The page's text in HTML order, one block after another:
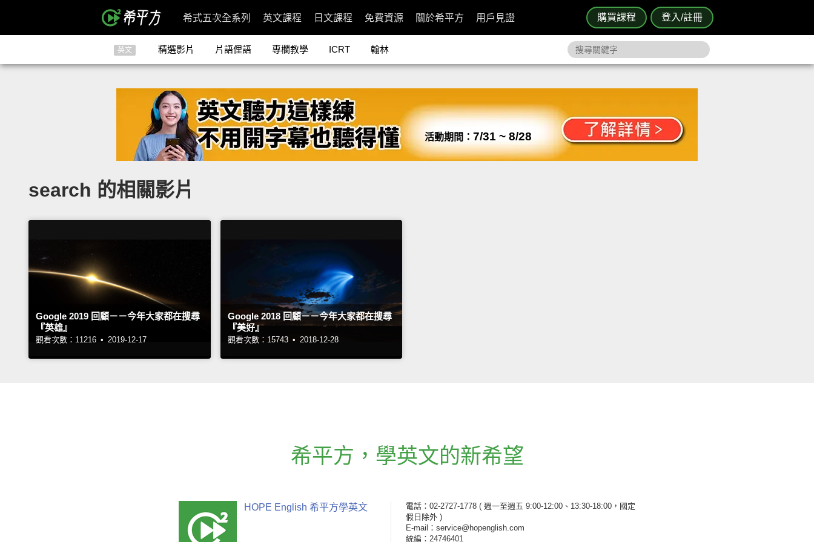
購買課程 登入/註冊
希式五次全系列 英文課程 日文課程 免費資源 關於希平方 用戶見證
英文 精選影片 片語俚語 專欄教學 ICRT 翰林
活動期間： 7/31 ~ 8/28
search 的相關影片
Google 2019 回顧－－今年大家都在搜尋
『英雄』
觀看次數：11216 • 2019-12-17
Google 2018 回顧－－今年大家都在搜尋
『美好』
觀看次數：15743 • 2018-12-28
希平方 ， 學英文的新希望
HOPE English 希平方學英文 電話：02-2727-1778 ( 週一至週五 9:00-12:00、13:30-18:00，國定
假日除外 )
E-mail：service@hopenglish.com
統編：24746401